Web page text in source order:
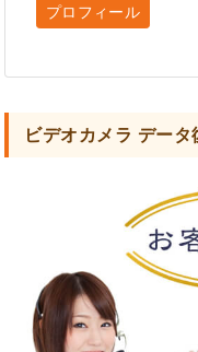
プロフィール
ビデオカメラ デー